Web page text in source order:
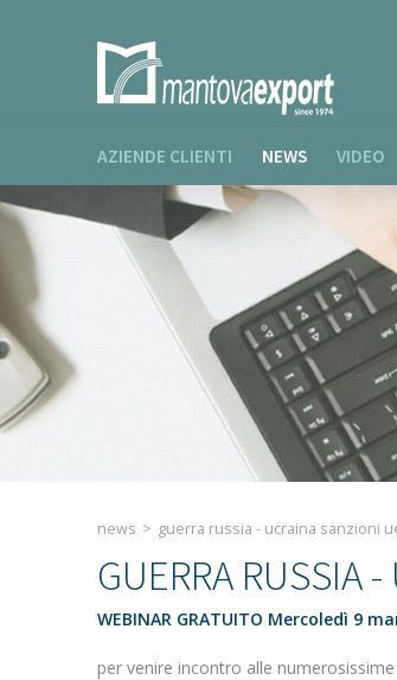
AZIENDE CLIENTI NEWS VIDEO
news > guerra russia - ucraina sanzioni
GUERRA RUSSIA
WEBINAR GRATUITO Mercoledì 9
per venire incontro alle